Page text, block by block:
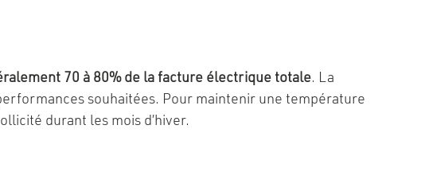
70 à 80% de la facture électrique totale. La
souhaitées. Pour maintenir une température
durant les mois d’hiver.